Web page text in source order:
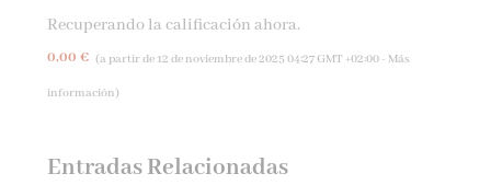
Recuperando la calificación ahora.
0,00 € (a partir de 12 de noviembre de 2025 04:27 GMT +02:00 - Más
información)
Entradas Relacionadas